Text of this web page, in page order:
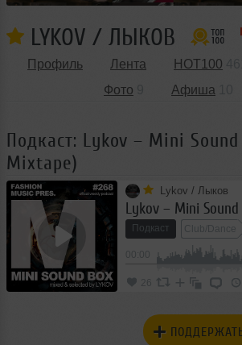
LYKOV / ЛЫКОВ
Профиль Лента HOT100
Фото
Афиша
Подкаст: Lykov – Mini
Mixtape)
Lykov / Лыков
Подкаст Club/Dance
26